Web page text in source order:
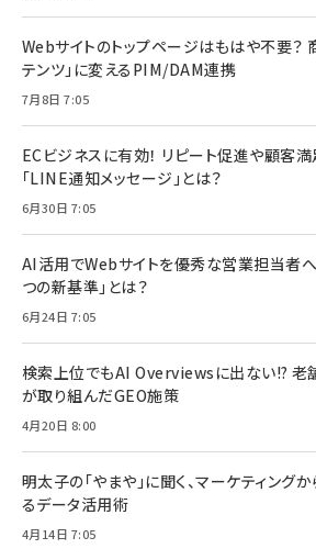
Webサイトのトップページはもはや不要？
テンツ」に変えるPIM/DAM連携
7月8日 7:05
ECビジネスに有効！ リピート促進や顧客
「LINE通知メッセージ」とは？
6月30日 7:05
AI活用でWebサイトを優秀な営業担当者へ
つの新基準」とは？
6月24日 7:05
検索上位でもAI Overviewsに出ない!? 老
が取り組んだGEO施策
4月20日 8:00
明太子の「やまや」に聞く、マーケティング
るデータ活用術
4月14日 7:05